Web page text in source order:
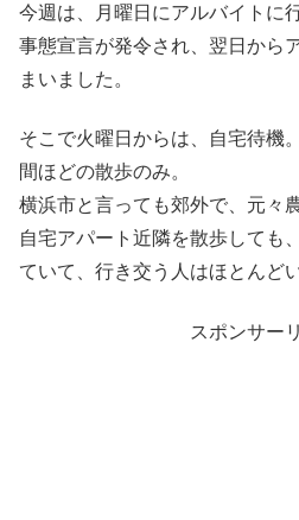
今週は、月曜日にアルバイトに
事態宣言が発令され、翌日から
まいました。
そこで火曜日からは、自宅待機
間ほどの散歩のみ。
横浜市と言っても郊外で、元々
自宅アパート近隣を散歩しても
ていて、行き交う人はほとんど
スポンサー